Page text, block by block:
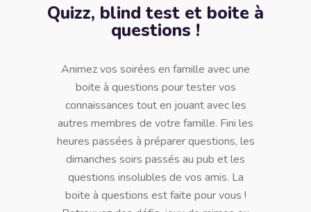
Quizz, blind test et boite à
questions !
Animez vos soirées en famille avec une
boite à questions pour tester vos
connaissances tout en jouant avec les
autres membres de votre famille. Fini les
heures passées à préparer questions, les
dimanches soirs passés au pub et les
questions insolubles de vos amis. La
boite à questions est faite pour vous !